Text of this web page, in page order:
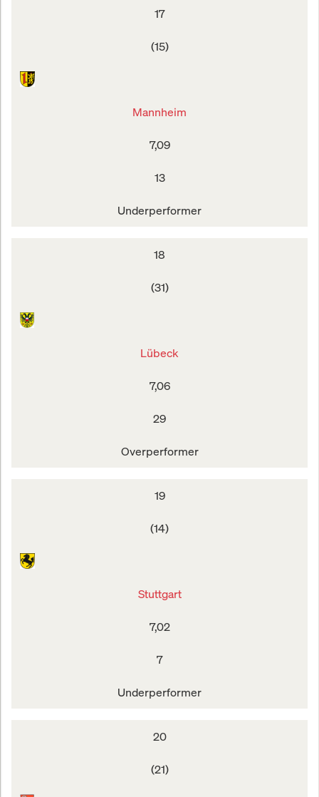
17
(15)
Mannheim
7,09
13
Underperformer
18
(31)
Lübeck
7,06
29
Overperformer
19
(14)
Stuttgart
7,02
7
Underperformer
20
(21)